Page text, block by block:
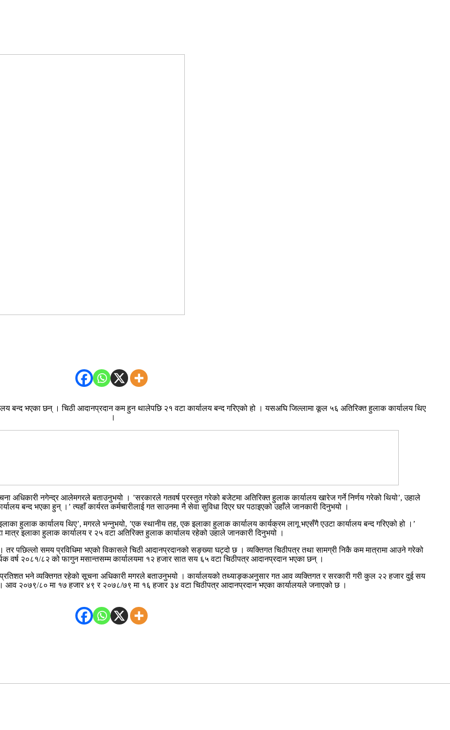
बन्द भएका छन् । चिठी आदानप्रदान कम हुन थालेपछि २१ वटा कार्यालय बन्द गरिएको हो । यसअघि जिल्लामा कूल ५६ अतिरिक्त हुलाक कार्यालय थिए
।
अधिकारी नगेन्द्र आलेमगरले बताउनुभयो । ’सरकारले गतवर्ष प्रस्तुत गरेको बजेटमा अतिरिक्त हुलाक कार्यालय खारेज गर्ने निर्णय गरेको थियो’, उहाले
बन्द भएका हुन् ।’ त्यहाँ कार्यरत कर्मचारीलाई गत साउनमा नै सेवा सुविधा दिएर घर पठाइएको उहाँले जानकारी दिनुभयो ।
हुलाक कार्यालय थिए’, मगरले भन्नुभयो, ’एक स्थानीय तह, एक इलाका हुलाक कार्यालय कार्यक्रम लागू भएसँगै एउटा कार्यालय बन्द गरिएको हो ।’
मात्र इलाका हुलाक कार्यालय र २५ वटा अतिरिक्त हुलाक कार्यालय रहेको उहाले जानकारी दिनुभयो ।
तर पछिल्लो समय प्रविधिमा भएको विकासले चिठी आदानप्रदानको सङ्ख्या घट्दो छ । व्यक्तिगत चिठीपत्र तथा सामग्री निकै कम मात्रामा आउने गरेको
वर्ष २०८१/८२ को फागुन मसान्तसम्म कार्यालयमा १२ हजार सात सय ६५ वटा चिठीपत्र आदानप्रदान भएका छन् ।
भने व्यक्तिगत रहेको सूचना अधिकारी मगरले बताउनुभयो । कार्यालयको तथ्याङ्कअनुसार गत आव व्यक्तिगत र सरकारी गरी कुल २२ हजार दुई सय
आव २०७९/८० मा १७ हजार ४९ र २०७८/७९ मा १६ हजार ३४ वटा चिठीपत्र आदानप्रदान भएका कार्यालयले जनाएको छ ।